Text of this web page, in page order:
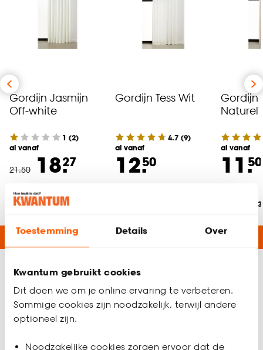
Toestemming Details Over
Kwantum gebruikt cookies
Dit doen we om je online ervaring te verbeteren.
Sommige cookies zijn noodzakelijk, terwijl andere
optioneel zijn.
Noodzakelijke cookies zorgen ervoor dat de
Gordijn Jasmijn
Off-white
1 (2)
al vanaf
21.50 18.27
Bezorgen 3 weken
Gordijn Tess Wit
4.7 (9)
al vanaf
12.50
Gordijn
Naturel
al vanaf
11.50
Bezorgen
De stofeigenschappen van katoenen gordijnen
Houten en bamboe jaloezieën
De natuur haal je in huis met houten jaloezieën. Ze zijn stijlvol
en zorgen voor sfeer. Hou je van een stoere uitstraling voor
zoek naar meer jaloezieën die rust en warmte uitstralen? Kies